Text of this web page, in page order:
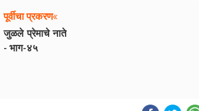
पूर्वीचा प्रकरण
जुळले प्रेमाचे नाते
- भाग-४५